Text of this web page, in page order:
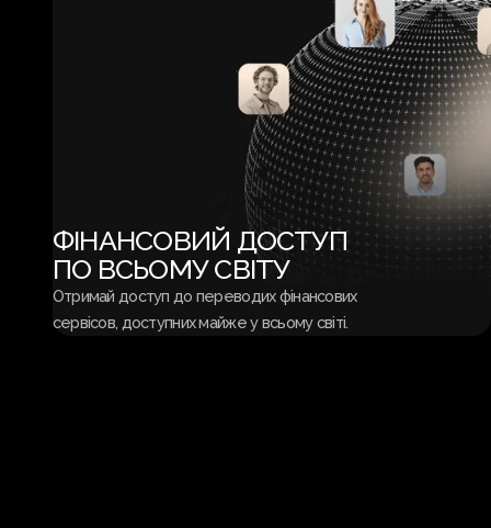
ФІНАНСОВИЙ ДОСТУП
ПО ВСЬОМУ СВІТУ
Отримай доступ до переводих фінансових
сервісов, доступних майже у всьому світі.